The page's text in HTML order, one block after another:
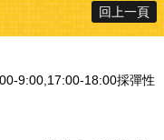
回上一頁
9:00,17:00-18:00採彈性